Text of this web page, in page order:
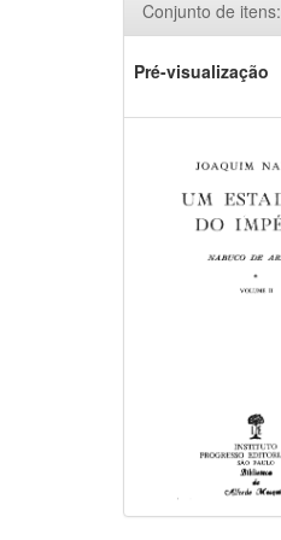
Conjunto de itens:
Pré-visualização